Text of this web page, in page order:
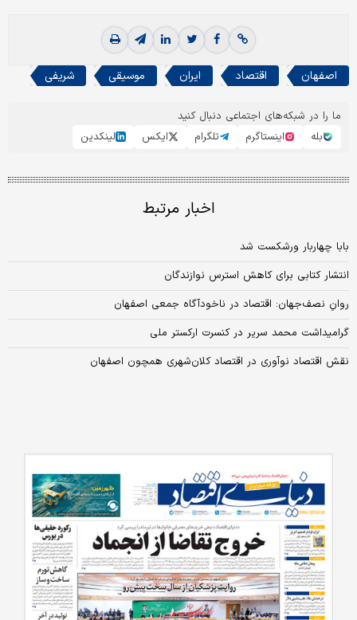
اصفهان اقتصاد ایران موسیقی شریفی
ما را در شبکه‌های اجتماعی دنبال کنید
بله
اینستاگرم تلگرام ایکس لینکدین
اخبار مرتبط
بابا چهاربار ورشکست شد
انتشار کتابی برای کاهش استرس نوازندگان
روانِ نصف‌جهان: اقتصاد در ناخودآگاه جمعی اصفهان
گرامیداشت محمد سریر در کنسرت ارکستر ملی
نقش اقتصاد نوآوری در اقتصاد کلان‌شهری همچون اصفهان